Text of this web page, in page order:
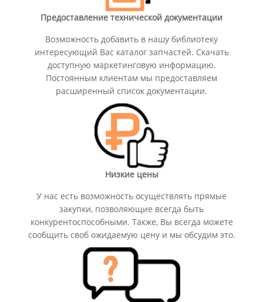
Предоставление технической документации
Возможность добавить в нашу библиотеку
интересующий Вас каталог запчастей. Скачать
доступную маркетинговую информацию.
Постоянным клиентам мы предоставляем
расширенный список документации.
Низкие цены
У нас есть возможность осуществлять прямые
закупки, позволяющие всегда быть
конкурентоспособными. Также, Вы всегда можете
сообщить своб ожидаемую цену и мы обсудим это.